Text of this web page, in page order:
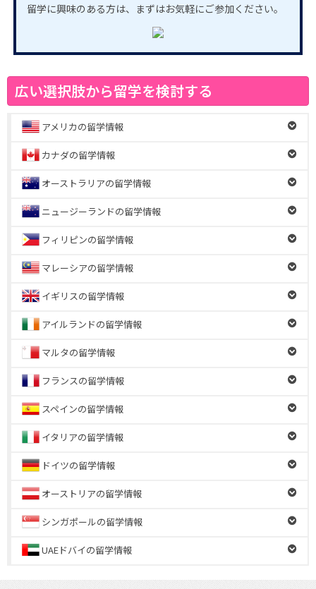
留学に興味のある方は、まずはお気軽にご参加ください。
広い選択肢から留学を検討する
アメリカの留学情報
カナダの留学情報
オーストラリアの留学情報
ニュージーランドの留学情報
フィリピンの留学情報
マレーシアの留学情報
イギリスの留学情報
アイルランドの留学情報
マルタの留学情報
フランスの留学情報
スペインの留学情報
イタリアの留学情報
ドイツの留学情報
オーストリアの留学情報
シンガポールの留学情報
UAEドバイの留学情報